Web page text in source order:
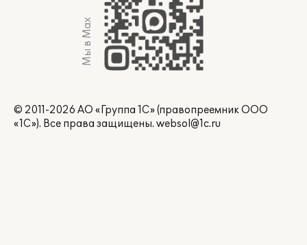
Мы в Max
© 2011-2026 АО «Группа 1С» (правопреемник ООО
«1С»). Все права защищены. websol@1c.ru